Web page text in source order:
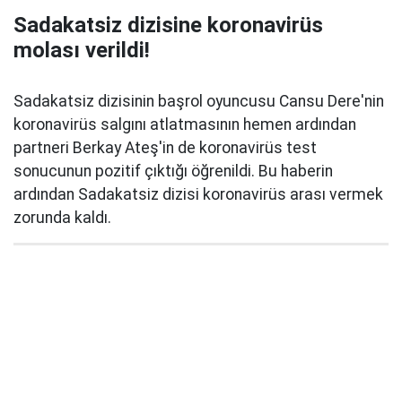
Sadakatsiz dizisine koronavirüs
molası verildi!
Sadakatsiz dizisinin başrol oyuncusu Cansu Dere'nin
koronavirüs salgını atlatmasının hemen ardından
partneri Berkay Ateş'in de koronavirüs test
sonucunun pozitif çıktığı öğrenildi. Bu haberin
ardından Sadakatsiz dizisi koronavirüs arası vermek
zorunda kaldı.